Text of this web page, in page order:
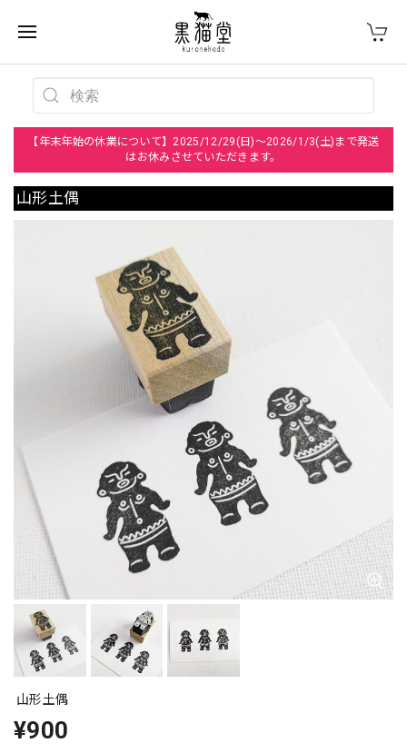
【年末年始の休業について】2025/12/29(日)～2026/1/3(土)まで発送
はお休みさせていただきます。
山形土偶
山形土偶
¥900